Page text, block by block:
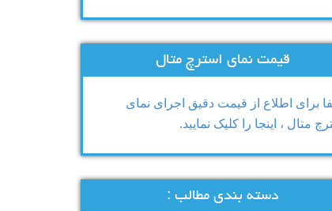
قیمت نمای استرچ متال
برای اطلاع از قیمت دقیق اجرای نمای
متال ، اینجا را کلیک نمایید.
دسته بندی مطالب :